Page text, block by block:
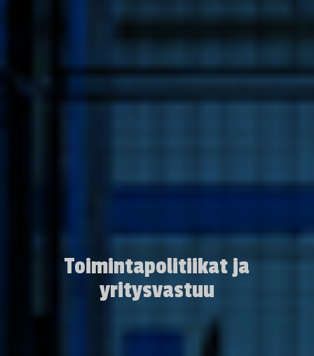
Toimintapolitiikat ja
yritysvastuu